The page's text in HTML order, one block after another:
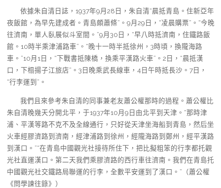
依據朱自清日誌，1937年9月28日，朱自清“晨抵青島。住新亞年
夜飯館，為早先建成者。青島頗蕭條”。9月29日，“凌晨購票”。“今晚
往濟南，單人臥展似斗室間。”9月30日，“早八時抵濟南，住鐵路飯
館。10時半乘津浦路車”。“晚十一時半抵徐州，3時頃，換隴海路
車。”10月1日，“下戰書抵陳橋，換乘平漢路火車”。2日，“晨抵漢
口，下榻揚子江旅店”。3日晚乘武長線車，4日午時抵長沙。7日，
“行李運到”。
我們且來參考朱自清的同事兼老友蕭公權那時的過程。蕭公權比
朱自清晚幾天分開北平，于1937年10月9日由北平到天津。“那時津
浦、平漢等路不克不及全線通行，只好從天津坐海船到青島，然后坐
火車經膠濟路到濟南，經津浦路到徐州，經隴海路到鄭州，經平漢路
到漢口。”“在青島中國觀光社接待所住下，把比擬粗笨的行李都托觀
光社直運漢口。第二天我們乘膠濟路的西行車往濟南。我們在青島托
中國觀光社交鐵路局聯運的行李，全數平安運到了漢口。”（蕭公權
《問學諫往錄》）